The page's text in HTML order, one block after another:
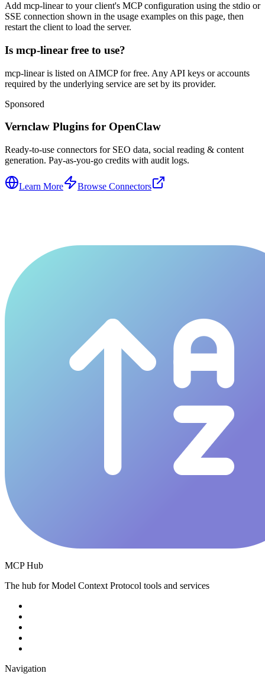
Add mcp-linear to your client's MCP configuration using the stdio or
SSE connection shown in the usage examples on this page, then
restart the client to load the server.
Is mcp-linear free to use?
mcp-linear is listed on AIMCP for free. Any API keys or accounts
required by the underlying service are set by its provider.
Sponsored
Vernclaw Plugins for OpenClaw
Ready-to-use connectors for SEO data, social reading & content
generation. Pay-as-you-go credits with audit logs.
Learn More Browse Connectors
MCP Hub
The hub for Model Context Protocol tools and services
Navigation